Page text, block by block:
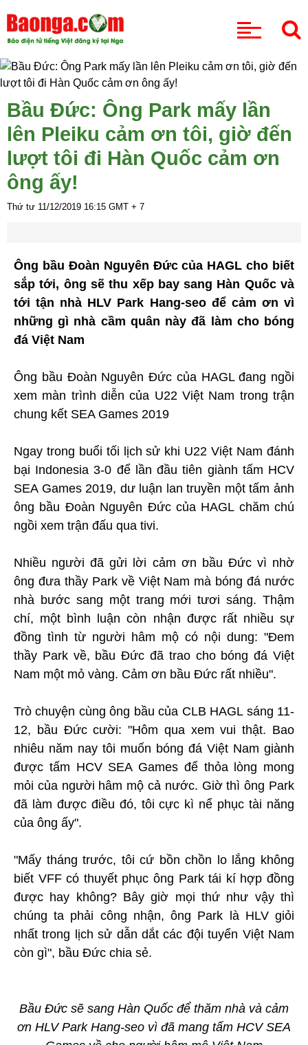
Bầu Đức: Ông Park mấy lần
lên Pleiku cảm ơn tôi, giờ đến
lượt tôi đi Hàn Quốc cảm ơn
ông ấy!
Thứ tư 11/12/2019 16:15 GMT + 7
Ông bầu Đoàn Nguyên Đức của HAGL cho biết
sắp tới, ông sẽ thu xếp bay sang Hàn Quốc và
tới tận nhà HLV Park Hang-seo để cảm ơn vì
những gì nhà cầm quân này đã làm cho bóng
đá Việt Nam
Ông bầu Đoàn Nguyên Đức của HAGL đang ngồi
xem màn trình diễn của U22 Việt Nam trong trận
chung kết SEA Games 2019
Ngay trong buổi tối lịch sử khi U22 Việt Nam đánh
bại Indonesia 3-0 để lần đầu tiên giành tấm HCV
SEA Games 2019, dư luận lan truyền một tấm ảnh
ông bầu Đoàn Nguyên Đức của HAGL chăm chú
ngồi xem trận đấu qua tivi.
Nhiều người đã gửi lời cảm ơn bầu Đức vì nhờ
ông đưa thầy Park về Việt Nam mà bóng đá nước
nhà bước sang một trang mới tươi sáng. Thậm
chí, một bình luận còn nhận được rất nhiều sự
đồng tình từ người hâm mộ có nội dung: "Đem
thầy Park về, bầu Đức đã trao cho bóng đá Việt
Nam một mỏ vàng. Cảm ơn bầu Đức rất nhiều".
Trò chuyện cùng ông bầu của CLB HAGL sáng 11-
12, bầu Đức cười: "Hôm qua xem vui thật. Bao
nhiêu năm nay tôi muốn bóng đá Việt Nam giành
được tấm HCV SEA Games để thỏa lòng mong
mỏi của người hâm mộ cả nước. Giờ thì ông Park
đã làm được điều đó, tôi cực kì nể phục tài năng
của ông ấy".
"Mấy tháng trước, tôi cứ bồn chồn lo lắng không
biết VFF có thuyết phục ông Park tái kí hợp đồng
được hay không? Bây giờ mọi thứ như vậy thì
chúng ta phải công nhận, ông Park là HLV giỏi
nhất trong lịch sử dẫn dắt các đội tuyển Việt Nam
còn gì", bầu Đức chia sẻ.
Bầu Đức sẽ sang Hàn Quốc để thăm nhà và cảm
ơn HLV Park Hang-seo vì đã mang tấm HCV SEA